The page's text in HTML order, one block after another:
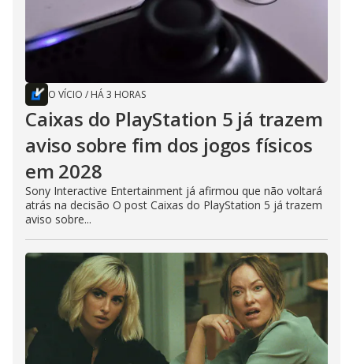
O VÍCIO / HÁ 3 HORAS
Caixas do PlayStation 5 já trazem
aviso sobre fim dos jogos físicos
em 2028
Sony Interactive Entertainment já afirmou que não voltará
atrás na decisão O post Caixas do PlayStation 5 já trazem
aviso sobre...